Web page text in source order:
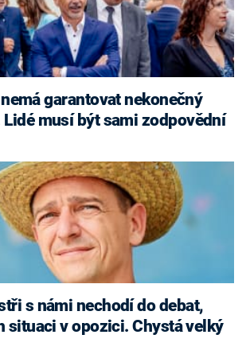
musí být sami zodpovědní
s námi nechodí do debat,
situaci v opozici. Chystá velký